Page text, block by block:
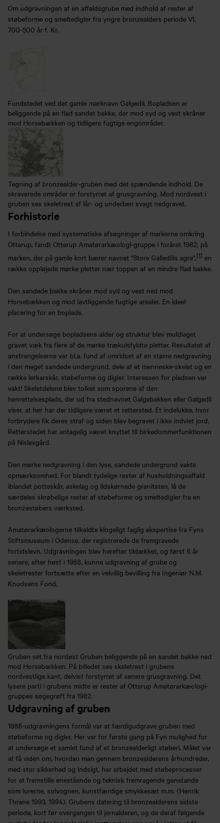
Om udgravningen af en affaldsgrube med indhold af rester af
støbeforme og smeltedigler fra yngre bronzealders periode VI,
700-500 år f. Kr.
Fundstedet ved det gamle marknavn Galgedil. Bopladsen er
beliggende på en flad sandet bakke, der mod syd og vest skråner
mod Horsebækken og tidligere fugtige engområder.
Tegning af bronzealder-gruben med det spændende indhold. De
skraverede områder er forstyrret af grusgravning. Mod nordvest i
gruben ses skeletrest af lår- og underben svagt nedgravet.
Forhistorie
I forbindelse med systematiske afsøgninger af markerne omkring
Otterup, fandt Otterup Amatørarkæologi-gruppe i foråret 1982, på
marken, der på gamle kort bærer navnet "Store Gallediils agre",[1] en
række oppløjede mørke pletter nær toppen af en mindre flad bakke.
Den sandede bakke skråner mod syd og vest ned mod
Horsebækken og mod lavtliggende fugtige arealer. En ideel
placering for en boplads.
For at undersøge bopladsens alder og struktur blev muldlaget
gravet væk fra flere af de mørke trækulsfyldte pletter. Resultatet af
anstrengelserne var bl.a. fund af omridset af en større nedgravning
i den meget sandede undergrund, dele af et menneske-skelet og en
række lerkarskår, støbeforme og digler. Interessen for pladsen var
vakt! Skeletdelene blev tolket som sporene af den
henrettelsesplads, der ud fra stednavnet Galgebakken eller Galgedil
viser, at her har der tidligere været et rettersted. Et indelukke, hvor
forbrydere fik deres straf og siden blev begravet i ikke indviet jord.
Retterstedet har antagelig været knyttet til birkedommerfunktionen
på Nislevgård.
Den mørke nedgravning i den lyse, sandede undergrund vakte
opmærksomhed. For blandt tydelige rester af husholdningsaffald
iblandet potteskår, askelag og ildskørnede granitsten, lå de
særdeles skrøbelige rester af støbeforme og smeltedigler fra en
bronzestøbers værksted.
Amatørarkæologerne tilkaldte klogeligt faglig ekspertise fra Fyns
Stiftsmuseum i Odense, der registrerede de fremgravede
fortidslevn. Udgravningen blev herefter tildækket, og først 6 år
senere, efter høst i 1988, kunne udgravning af grube og
skeletrester fortsætte efter en velvillig bevilling fra Ingeniør N.M.
Knudsens Fond.
Gruben set fra nordøst Gruben beliggende på en sandet bakke ned
mod Horsebækken. På billedet ses skeletrest i grubens
nordvestlige kant, delvist forstyrret af senere grusgravning. Det
lysere parti i grubens midte er rester af Otterup Amatørarkæologi-
gruppes søgegrøft fra 1982.
Udgravning af gruben
1988-udgravningens formål var at færdigudgrave gruben med
støbeforme og digler. Her var for første gang på Fyn mulighed for
at undersøge et samlet fund af et bronzealderligt støberi. Målet var
at få viden om, hvordan man gennem bronzealderens århundreder,
med stor sikkerhed og indsigt, har arbejdet med støbeprocesser
for at fremstille enestående og teknisk fremragende genstande
som lurerne, solvognen, kunstfærdige smykkesæt m.m. (Henrik
Thrane 1993, 1994). Grubens datering til bronzealderens sidste
periode, kort før overgangen til jernalderen, og de deraf følgende